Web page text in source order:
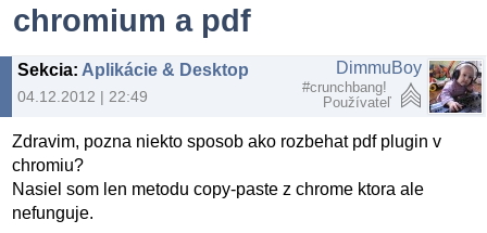
chromium a pdf
Sekcia: Aplikácie & Desktop
04.12.2012 | 22:49
DimmuBoy
#crunchbang!
Používateľ
Zdravim, pozna niekto sposob ako rozbehat pdf plugin v
chromiu?
Nasiel som len metodu copy-paste z chrome ktora ale
nefunguje.